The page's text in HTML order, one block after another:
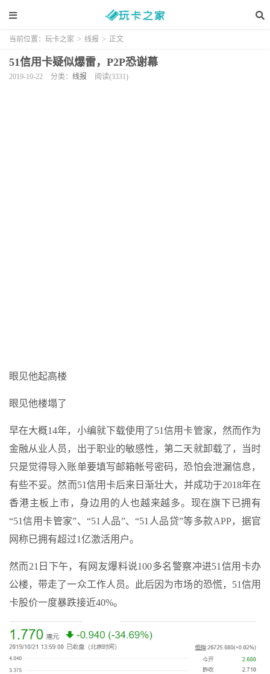
当前位置： 玩卡之家 > 线报 > 正文
51信用卡疑似爆雷，P2P恐谢幕
2019-10-22 分类： 线报 阅读(3331)
眼见他起高楼
眼见他楼塌了
早在大概14年，小编就下载使用了51信用卡管家，然而作为
金融从业人员，出于职业的敏感性，第二天就卸载了，当时
只是觉得导入账单要填写邮箱帐号密码，恐怕会泄漏信息，
有些不妥。然而51信用卡后来日渐壮大，并成功于2018年在
香港主板上市，身边用的人也越来越多。现在旗下已拥有
“51信用卡管家”、“51人品”、“51人品贷”等多款APP，据官
网称已拥有超过1亿激活用户。
然而21日下午，有网友爆料说100多名警察冲进51信用卡办
公楼，带走了一众工作人员。此后因为市场的恐慌，51信用
卡股价一度暴跌接近40%。